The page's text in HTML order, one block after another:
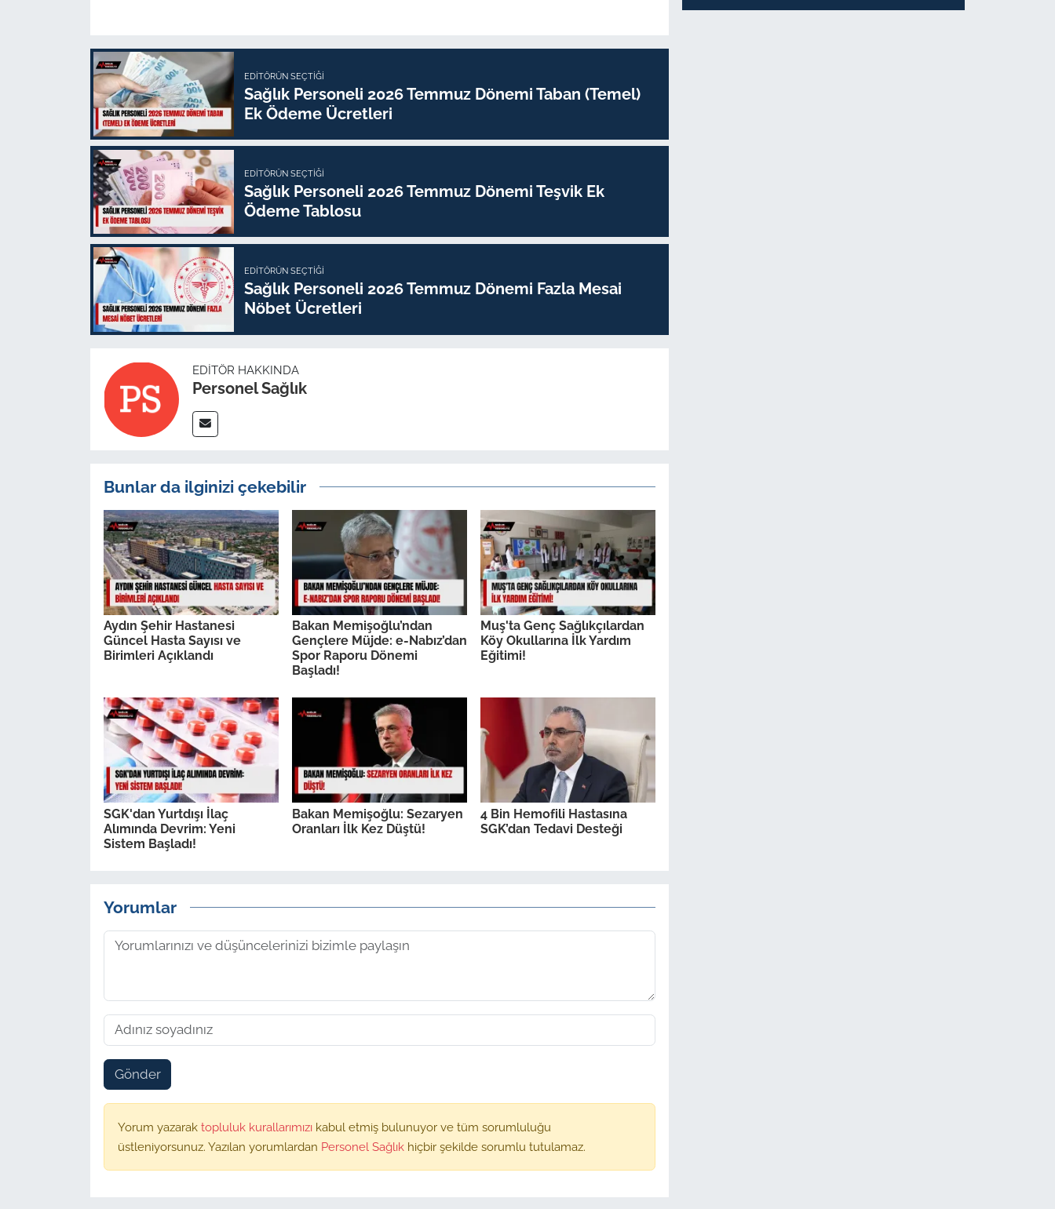
EDITÖRÜN SEÇTIĞI
Sağlık Personeli 2026 Temmuz Dönemi Taban (Temel)
Ek Ödeme Ücretleri
EDITÖRÜN SEÇTIĞI
Sağlık Personeli 2026 Temmuz Dönemi Teşvik Ek
Ödeme Tablosu
EDITÖRÜN SEÇTIĞI
Sağlık Personeli 2026 Temmuz Dönemi Fazla Mesai
Nöbet Ücretleri
EDITÖR HAKKINDA
Personel Sağlık
Bunlar da ilginizi çekebilir
Aydın Şehir Hastanesi
Güncel Hasta Sayısı ve
Birimleri Açıklandı
Bakan Memişoğlu’ndan
Gençlere Müjde: e-Nabız’dan
Spor Raporu Dönemi
Başladı!
Muş'ta Genç Sağlıkçılardan
Köy Okullarına İlk Yardım
Eğitimi!
SGK'dan Yurtdışı İlaç
Alımında Devrim: Yeni
Sistem Başladı!
Bakan Memişoğlu: Sezaryen
Oranları İlk Kez Düştü!
4 Bin Hemofili Hastasına
SGK’dan Tedavi Desteği
Yorumlar
Gönder
Yorum yazarak topluluk kurallarımızı kabul etmiş bulunuyor ve tüm sorumluluğu
üstleniyorsunuz. Yazılan yorumlardan Personel Sağlık hiçbir şekilde sorumlu tutulamaz.